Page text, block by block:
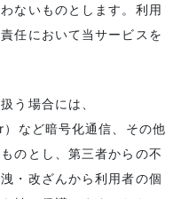
ないものとします。利用
任において当サービスを
う場合には、
など暗号化通信、その他
のとし、第三者からの不
・改ざんから利用者の個